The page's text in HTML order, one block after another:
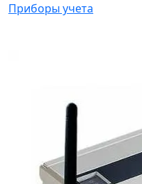
Приборы учета